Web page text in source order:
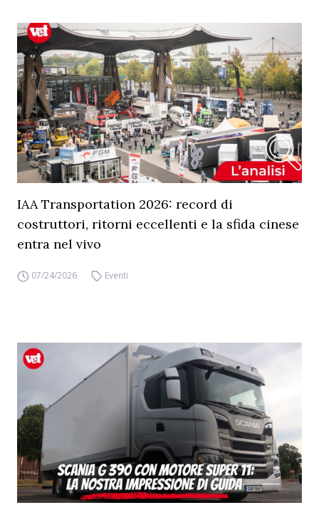
IAA Transportation 2026: record di
costruttori, ritorni eccellenti e la sfida cinese
entra nel vivo
07/24/2026 Eventi